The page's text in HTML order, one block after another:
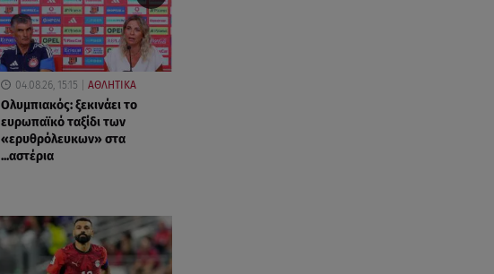
04.08.26, 15:15 ΑΘΛΗΤΙΚΑ
Ολυμπιακός: ξεκινάει το
ευρωπαϊκό ταξίδι των
«ερυθρόλευκων» στα
...αστέρια